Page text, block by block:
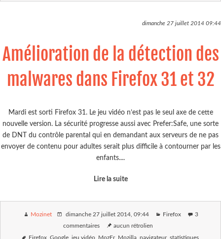
dimanche 27 juillet 2014 09:44
Amélioration de la détection des
malwares dans Firefox 31 et 32
Mardi est sorti Firefox 31. Le jeu vidéo n’est pas le seul axe de cette
nouvelle version. La sécurité progresse aussi avec Prefer:Safe, une sorte
de DNT du contrôle parental qui en demandant aux serveurs de ne pas
envoyer de contenu pour adultes serait plus difficile à contourner par les
enfants....
Lire la suite
Mozinet dimanche 27 juillet 2014, 09:44 Firefox 3
commentaires aucun rétrolien
Firefox Google jeu vidéo MozFr Mozilla navigateur statistiques